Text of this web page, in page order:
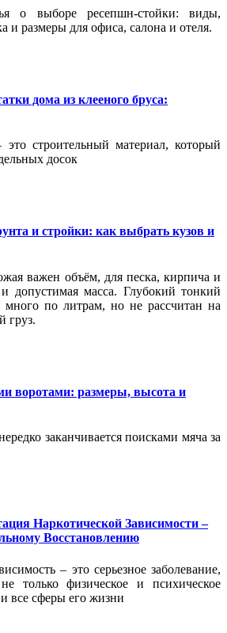
о выборе ресепшн-стойки: виды,
и размеры для офиса, салона и отеля.
дома из клееного бруса:
строительный материал, который
досок
и стройки: как выбрать кузов и
важен объём, для песка, кирпича и
допустимая масса. Глубокий тонкий
много по литрам, но не рассчитан на
груз.
воротами: размеры, высота и
заканчивается поисками мяча за
Наркотической Зависимости –
Восстановлению
– это серьезное заболевание,
не только физическое и психическое
все сферы его жизни